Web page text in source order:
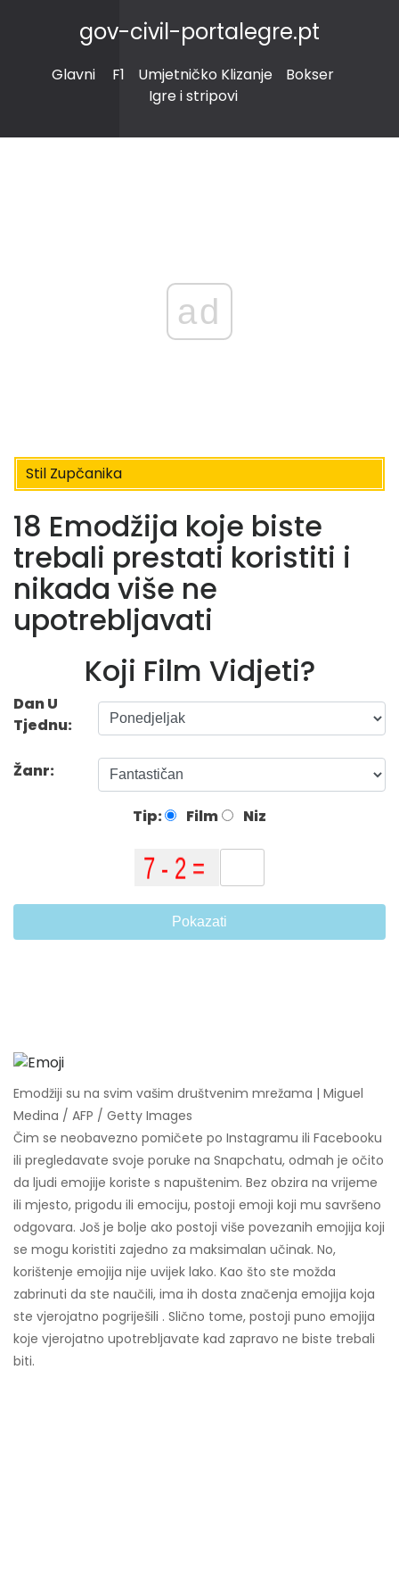
gov-civil-portalegre.pt
Glavni F1 Umjetničko Klizanje
Bokser
Igre i stripovi
ad
Stil Zupčanika
18 Emodžija koje biste
trebali prestati koristiti i
nikada više ne
upotrebljavati
Koji Film Vidjeti?
Dan U
Tjednu:
Žanr:
Tip: Film Niz
Pokazati
Emodžiji su na svim vašim društvenim mrežama | Miguel
Medina / AFP / Getty Images
Čim se neobavezno pomičete po Instagramu ili Facebooku
ili pregledavate svoje poruke na Snapchatu, odmah je očito
da ljudi emojije koriste s napuštenim. Bez obzira na vrijeme
ili mjesto, prigodu ili emociju, postoji emoji koji mu savršeno
odgovara. Još je bolje ako postoji više povezanih emojija koji
se mogu koristiti zajedno za maksimalan učinak. No,
korištenje emojija nije uvijek lako. Kao što ste možda
zabrinuti da ste naučili, ima ih dosta značenja emojija koja
ste vjerojatno pogriješili . Slično tome, postoji puno emojija
koje vjerojatno upotrebljavate kad zapravo ne biste trebali
biti.